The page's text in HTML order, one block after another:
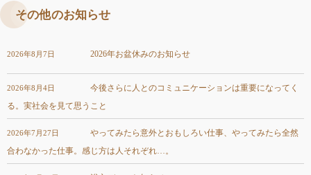
その他のお知らせ
2026年8月7日 2026年お盆休みのお知らせ
2026年8月4日
今後さらに人とのコミュニケーションは重要になってく
る。実社会を見て思うこと
2026年7月27日
やってみたら意外とおもしろい仕事、やってみたら全然
合わなかった仕事。感じ方は人それぞれ…。